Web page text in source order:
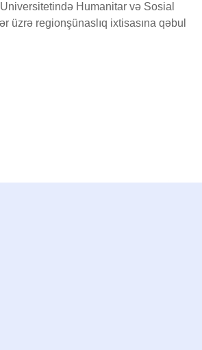
Humanitar və Sosial
üzrə regionşünaslıq ixtisasına qəbul